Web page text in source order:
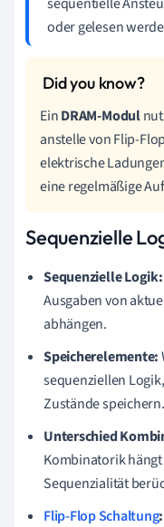
oder gelesen
EinDRAM-Modul
anstelle von Flip-
elektrische
eine regelmäßige
Sequenzielle
Sequenzielle Logik:
Ausgaben von
abhängen.
Speicherelemente:
sequenziellen
Zustände speichern.
Unterschied
Kombinatorik
Sequenzialität
Flip-Flop Schaltung: